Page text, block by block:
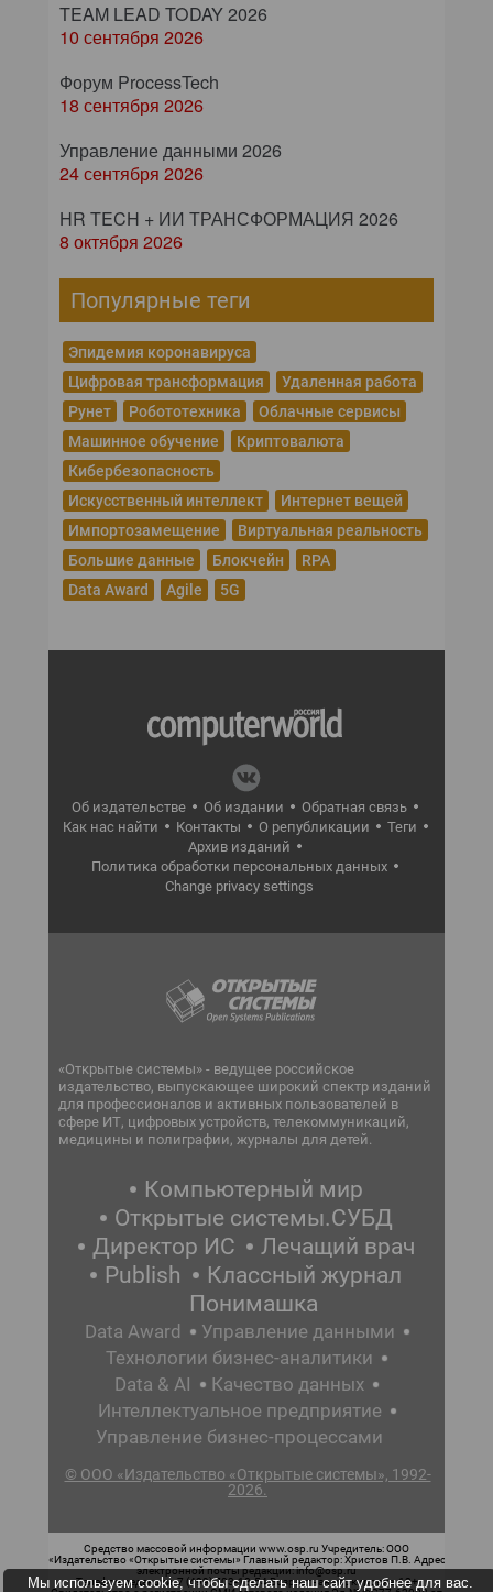
TEAM LEAD TODAY 2026
10 сентября 2026
Форум ProcessTech
18 сентября 2026
Управление данными 2026
24 сентября 2026
HR TECH + ИИ ТРАНСФОРМАЦИЯ 2026
8 октября 2026
Популярные теги
Эпидемия коронавируса
Цифровая трансформация
Удаленная работа
Рунет
Робототехника
Облачные сервисы
Машинное обучение
Криптовалюта
Кибербезопасность
Искусственный интеллект
Интернет вещей
Импортозамещение
Виртуальная реальность
Большие данные
Блокчейн
RPA
Data Award
Agile 5G
Об издательстве Об издании
Обратная связь
Как нас найти
Контакты О републикации
Теги
Архив изданий
Политика обработки персональных данных
Change privacy settings
«Открытые системы» - ведущее российское
издательство, выпускающее широкий спектр изданий
для профессионалов и активных пользователей в
сфере ИТ, цифровых устройств, телекоммуникаций,
медицины и полиграфии, журналы для детей.
Компьютерный мир
Открытые системы.СУБД
Директор ИС
Лечащий врач
Publish
Классный журнал
Понимашка
Data Award
Управление данными
Технологии бизнес-аналитики
Data & AI
Качество данных
Интеллектуальное предприятие
Управление бизнес-процессами
© ООО «Издательство «Открытые системы», 1992-
2026.
Средство массовой информации www.osp.ru Учредитель: ООО
«Издательство «Открытые системы» Главный редактор: Христов П.В. Адрес
электронной почты редакции: info@osp.ru
Телефон редакции: 7 (499) 703-18-54 Возрастная маркировка: 12+
Мы используем cookie, чтобы сделать наш сайт удобнее для вас.